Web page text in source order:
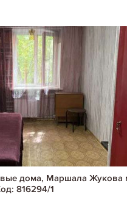
дома, Маршала Жукова
816294/1